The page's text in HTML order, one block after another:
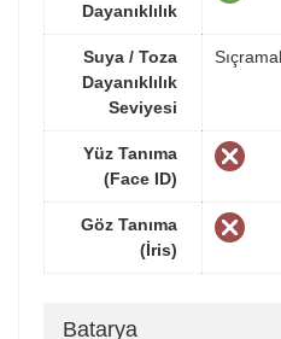
Dayanıklılık
Suya / Toza
Dayanıklılık
Seviyesi
Yüz Tanıma
(Face ID)
Göz Tanıma
(İris)
Batarya